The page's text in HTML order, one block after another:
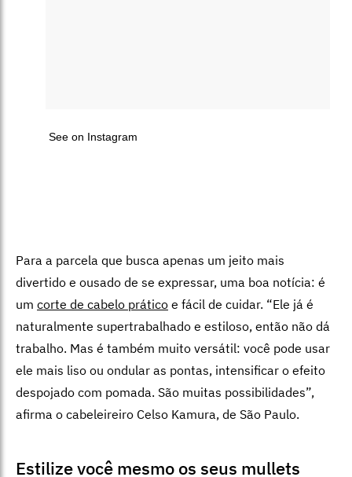
See on Instagram
Para a parcela que busca apenas um jeito mais
divertido e ousado de se expressar, uma boa notícia: é
um corte de cabelo prático e fácil de cuidar. “Ele já é
naturalmente supertrabalhado e estiloso, então não dá
trabalho. Mas é também muito versátil: você pode usar
ele mais liso ou ondular as pontas, intensificar o efeito
despojado com pomada. São muitas possibilidades”,
afirma o cabeleireiro Celso Kamura, de São Paulo.
Estilize você mesmo os seus mullets